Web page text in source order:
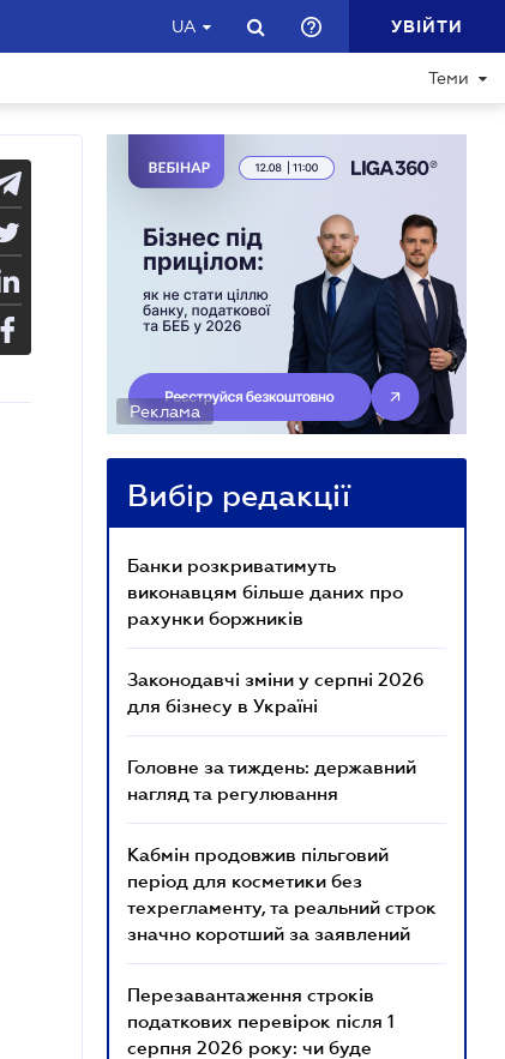
UA УВІЙТИ
Теми
Реклама
Вибір редакції
Банки розкриватимуть
виконавцям більше даних про
рахунки боржників
Законодавчі зміни у серпні 2026
для бізнесу в Україні
Головне за тиждень: державний
нагляд та регулювання
Кабмін продовжив пільговий
період для косметики без
техрегламенту, та реальний строк
значно коротший за заявлений
Перезавантаження строків
податкових перевірок після 1
серпня 2026 року: чи буде